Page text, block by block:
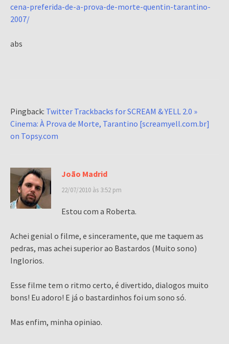
cena-preferida-de-a-prova-de-morte-quentin-tarantino-
2007/
abs
Pingback: Twitter Trackbacks for SCREAM & YELL 2.0 »
Cinema: À Prova de Morte, Tarantino [screamyell.com.br]
on Topsy.com
João Madrid
22/07/2010 às 3:52 pm
Estou com a Roberta.
Achei genial o filme, e sinceramente, que me taquem as
pedras, mas achei superior ao Bastardos (Muito sono)
Inglorios.
Esse filme tem o ritmo certo, é divertido, dialogos muito
bons! Eu adoro! E já o bastardinhos foi um sono só.
Mas enfim, minha opiniao.